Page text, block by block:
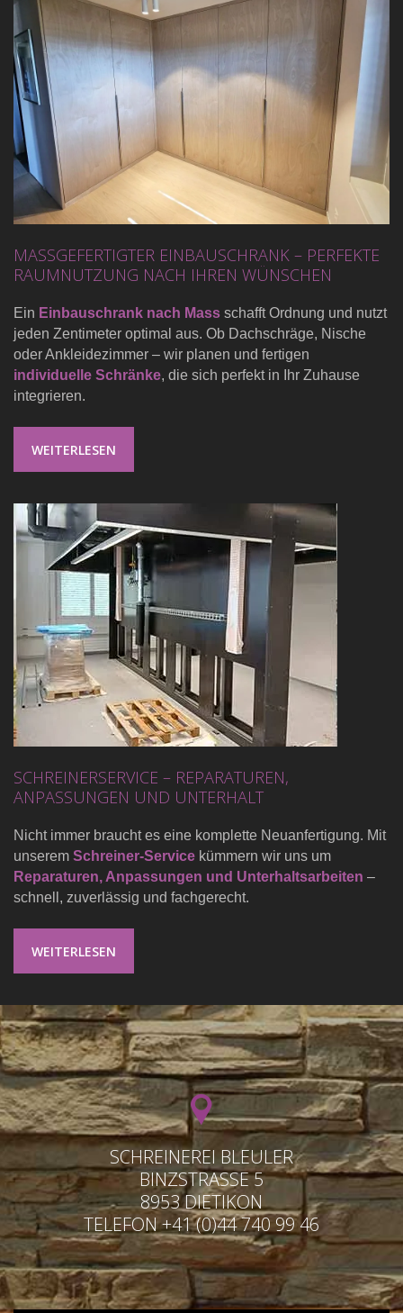
MASSGEFERTIGTER EINBAUSCHRANK – PERFEKTE
RAUMNUTZUNG NACH IHREN WÜNSCHEN
Ein Einbauschrank nach Mass schafft Ordnung und nutzt
jeden Zentimeter optimal aus. Ob Dachschräge, Nische
oder Ankleidezimmer – wir planen und fertigen
individuelle Schränke, die sich perfekt in Ihr Zuhause
integrieren.
WEITERLESEN
SCHREINERSERVICE – REPARATUREN,
ANPASSUNGEN UND UNTERHALT
Nicht immer braucht es eine komplette Neuanfertigung. Mit
unserem Schreiner-Service kümmern wir uns um
Reparaturen, Anpassungen und Unterhaltsarbeiten –
schnell, zuverlässig und fachgerecht.
WEITERLESEN
SCHREINEREI BLEULER
BINZSTRASSE 5
8953 DIETIKON
TELEFON +41 (0)44 740 99 46